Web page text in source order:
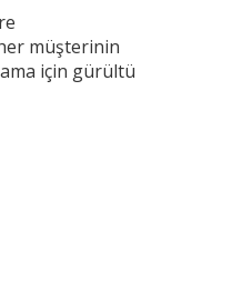
müşterinin
için gürültü